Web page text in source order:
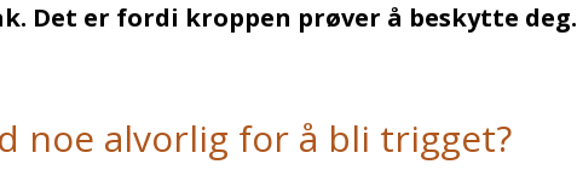
Det er fordi kroppen prøver å beskytte deg.
noe alvorlig for å bli trigget?